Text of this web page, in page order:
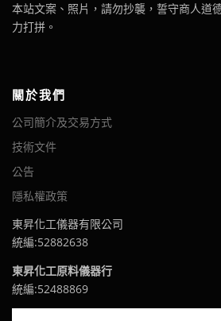
本站文案、照片，請勿抄襲，誓守商人道
力打拼。
關於我們
公司簡介及交易方式
技術文件
公告
隱私權政策
東昇化工儀器有限公司
統編:52882638
東昇化工原料儀器行
統編:52488869